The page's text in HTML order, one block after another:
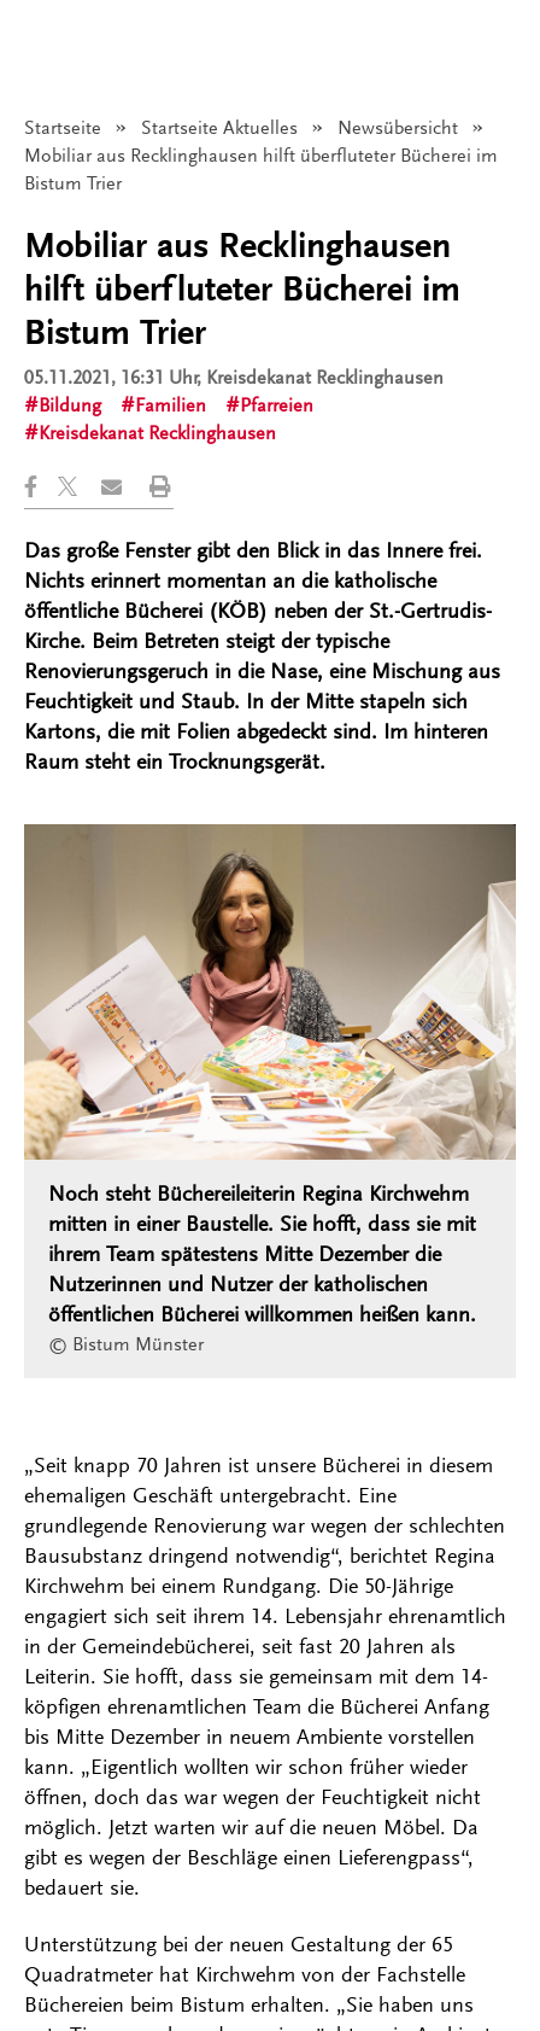
Startseite Startseite Aktuelles
Newsübersicht
Angezeigt:
Mobiliar aus Recklinghausen hilft überfluteter Bücherei im
Bistum Trier
Mobiliar aus Recklinghausen
hilft überfluteter Bücherei im
Bistum Trier
05.11.2021, 16:31 Uhr, Kreisdekanat Recklinghausen
Bildung
Familien
Pfarreien
Kreisdekanat Recklinghausen
Das große Fenster gibt den Blick in das Innere frei.
Nichts erinnert momentan an die katholische
öffentliche Bücherei (KÖB) neben der St.-Gertrudis-
Kirche. Beim Betreten steigt der typische
Renovierungsgeruch in die Nase, eine Mischung aus
Feuchtigkeit und Staub. In der Mitte stapeln sich
Kartons, die mit Folien abgedeckt sind. Im hinteren
Raum steht ein Trocknungsgerät.
Noch steht Büchereileiterin Regina Kirchwehm
mitten in einer Baustelle. Sie hofft, dass sie mit
ihrem Team spätestens Mitte Dezember die
Nutzerinnen und Nutzer der katholischen
öffentlichen Bücherei willkommen heißen kann.
© Bistum Münster
„Seit knapp 70 Jahren ist unsere Bücherei in diesem
ehemaligen Geschäft untergebracht. Eine
grundlegende Renovierung war wegen der schlechten
Bausubstanz dringend notwendig“, berichtet Regina
Kirchwehm bei einem Rundgang. Die 50-Jährige
engagiert sich seit ihrem 14. Lebensjahr ehrenamtlich
in der Gemeindebücherei, seit fast 20 Jahren als
Leiterin. Sie hofft, dass sie gemeinsam mit dem 14-
köpfigen ehrenamtlichen Team die Bücherei Anfang
bis Mitte Dezember in neuem Ambiente vorstellen
kann. „Eigentlich wollten wir schon früher wieder
öffnen, doch das war wegen der Feuchtigkeit nicht
möglich. Jetzt warten wir auf die neuen Möbel. Da
gibt es wegen der Beschläge einen Lieferengpass“,
bedauert sie.
Unterstützung bei der neuen Gestaltung der 65
Quadratmeter hat Kirchwehm von der Fachstelle
Büchereien beim Bistum erhalten. „Sie haben uns